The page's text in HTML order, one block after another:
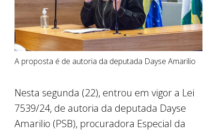
A proposta é de autoria da deputada Dayse Amarilio
Nesta segunda (22), entrou em vigor a Lei
7539/24, de autoria da deputada Dayse
Amarilio (PSB), procuradora Especial da